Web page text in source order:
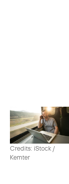
Credits: iStock /
Kemter